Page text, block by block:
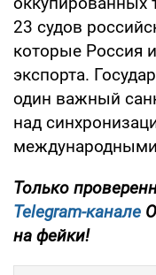
23 судов
которые Россия
экспорта.
один важный
над
Только
Telegram-канале
на фейки!